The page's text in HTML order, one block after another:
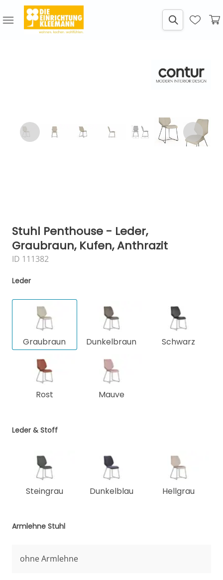
Stuhl Penthouse - Leder,
Graubraun, Kufen, Anthrazit
ID 111382
Leder
Graubraun Dunkelbraun Schwarz
Rost Mauve
Leder & Stoff
Steingrau Dunkelblau Hellgrau
Armlehne Stuhl
ohne Armlehne